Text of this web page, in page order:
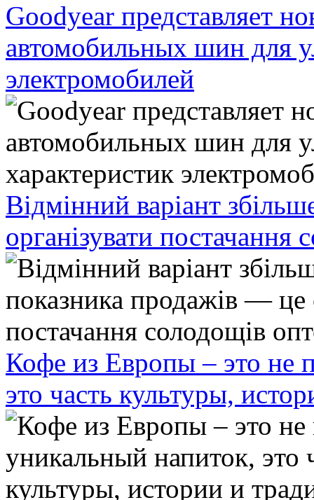
Goodyear представляет
автомобильных шин для
электромобилей
Відмінний варіант
організувати постачання
Кофе из Европы – это не
это часть культуры,